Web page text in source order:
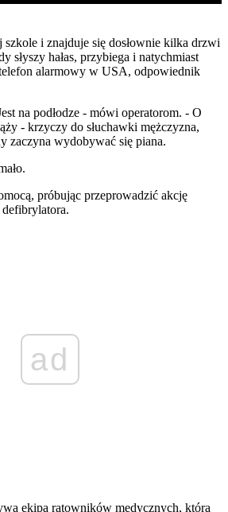
szkole i znajduje się dosłownie kilka drzwi
słyszy hałas, przybiega i natychmiast
alarmowy w USA, odpowiednik
na podłodze - mówi operatorom. - O
- krzyczy do słuchawki mężczyzna,
zaczyna wydobywać się piana.
próbując przeprowadzić akcję
ad
ekipa ratowników medycznych, która